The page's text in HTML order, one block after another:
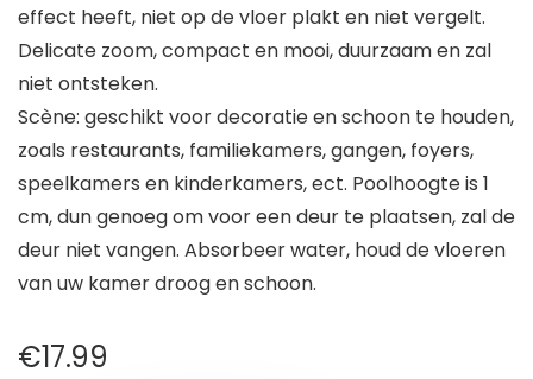
effect heeft, niet op de vloer plakt en niet vergelt.
Delicate zoom, compact en mooi, duurzaam en zal
niet ontsteken.
Scène: geschikt voor decoratie en schoon te houden,
zoals restaurants, familiekamers, gangen, foyers,
speelkamers en kinderkamers, ect. Poolhoogte is 1
cm, dun genoeg om voor een deur te plaatsen, zal de
deur niet vangen. Absorbeer water, houd de vloeren
van uw kamer droog en schoon.
€17.99